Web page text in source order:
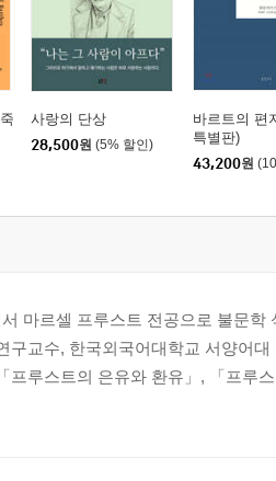
사랑의 단상
28,500원 (5% 할인)
바르트의 편
특별판)
43,200원
마르셀 프루스트 전공으로 불문학
교수, 한국외국어대학교 서양어
루스트의 은유와 환유」, 「프루